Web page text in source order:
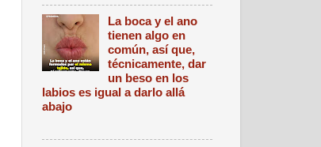
La boca y el ano
tienen algo en
común, así que,
técnicamente, dar
un beso en los
labios es igual a darlo allá
abajo